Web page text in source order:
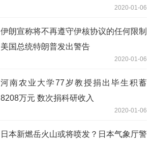
2020-01-06
伊朗宣称将不再遵守伊核协议的任何限制
美国总统特朗普发出警告
2020-01-06
河南农业大学77岁教授捐出毕生积蓄
8208万元 数次捐科研收入
2020-01-06
日本新燃岳火山或将喷发？日本气象厅警